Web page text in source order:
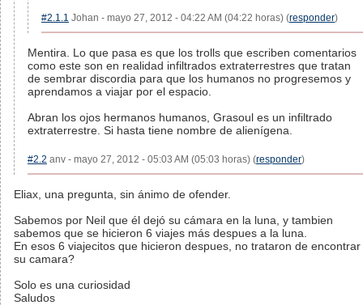
#2.1.1 Johan - mayo 27, 2012 - 04:22 AM (04:22 horas) (responder)
Mentira. Lo que pasa es que los trolls que escriben comentarios
como este son en realidad infiltrados extraterrestres que tratan
de sembrar discordia para que los humanos no progresemos y
aprendamos a viajar por el espacio.
Abran los ojos hermanos humanos, Grasoul es un infiltrado
extraterrestre. Si hasta tiene nombre de alienígena.
#2.2 anv - mayo 27, 2012 - 05:03 AM (05:03 horas) (responder)
Eliax, una pregunta, sin ánimo de ofender.
Sabemos por Neil que él dejó su cámara en la luna, y tambien
sabemos que se hicieron 6 viajes más despues a la luna.
En esos 6 viajecitos que hicieron despues, no trataron de encontrar
su camara?
Solo es una curiosidad
Saludos